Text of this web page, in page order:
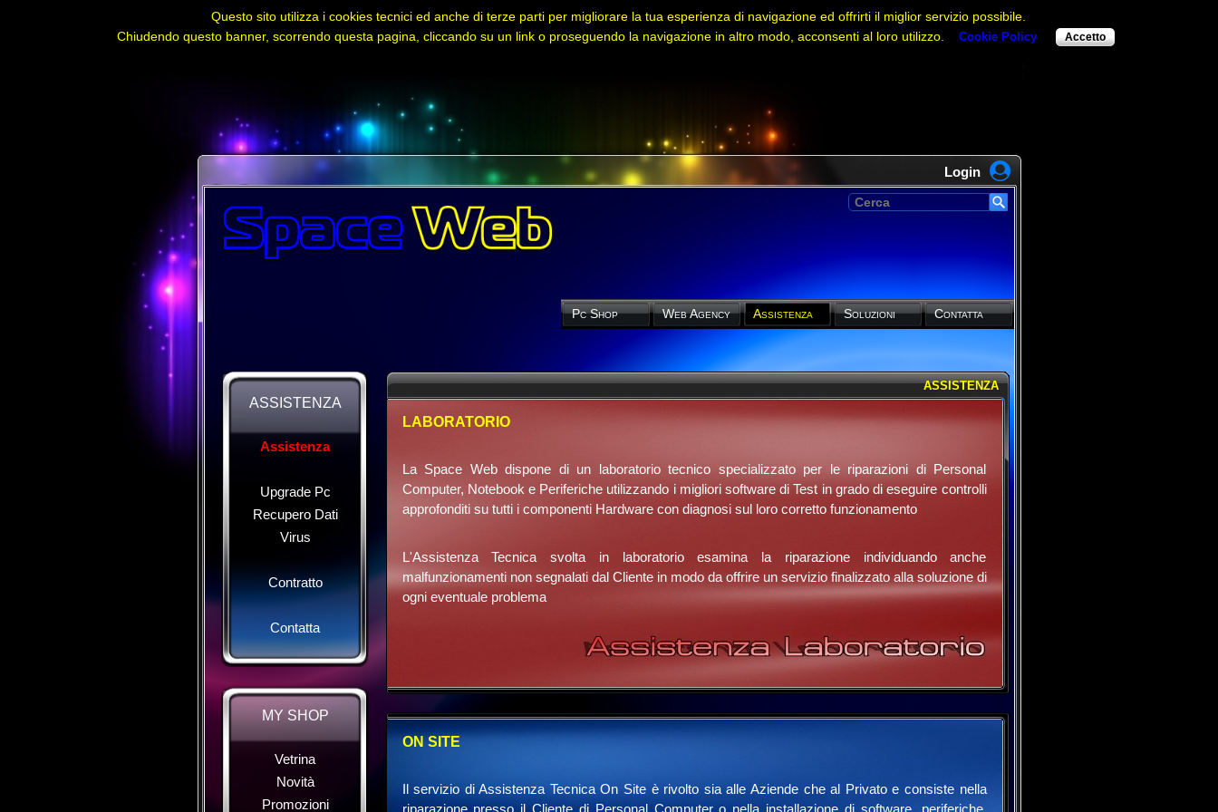
Questo sito utilizza i cookies tecnici ed anche di terze parti per migliorare la tua esperienza di navigazione ed offrirti il miglior servizio possibile.
Chiudendo questo banner, scorrendo questa pagina, cliccando su un link o proseguendo la navigazione in altro modo, acconsenti al loro utilizzo. Cookie Policy Accetto
Login
Contatta
Soluzioni
Assistenza
Web Agency
Pc Shop
ASSISTENZA
Assistenza
Upgrade Pc
Recupero Dati
Virus
Contratto
Contatta
ASSISTENZA
LABORATORIO
La Space Web dispone di un laboratorio tecnico specializzato per le riparazioni di Personal
Computer, Notebook e Periferiche utilizzando i migliori software di Test in grado di eseguire controlli
approfonditi su tutti i componenti Hardware con diagnosi sul loro corretto funzionamento
L'Assistenza Tecnica svolta in laboratorio esamina la riparazione individuando anche
malfunzionamenti non segnalati dal Cliente in modo da offrire un servizio finalizzato alla soluzione di
ogni eventuale problema
ON SITE
Il servizio di Assistenza Tecnica On Site è rivolto sia alle Aziende che al Privato e consiste nella
riparazione presso il Cliente di Personal Computer o nella installazione di software, periferiche,
MY SHOP
Vetrina
Novità
Promozioni